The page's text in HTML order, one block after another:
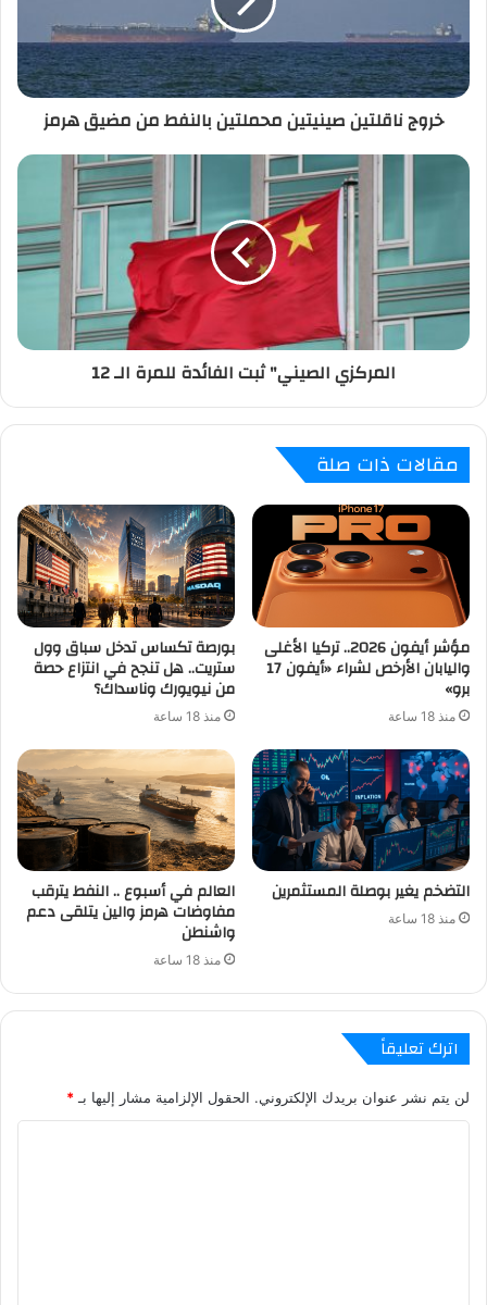
ك
ت
ر
ي
خروج ناقلتين صينيتين محملتين بالنفط من مضيق هرمز
المركزي الصيني" ثبت الفائدة للمرة الـ 12
مقالات ذات صلة
مؤشر أيفون 2026.. تركيا الأغلى
واليابان الأرخص لشراء «أيفون 17
برو»
منذ 18 ساعة
بورصة تكساس تدخل سباق وول
ستريت.. هل تنجح في انتزاع حصة
من نيويورك وناسداك؟
منذ 18 ساعة
التضخم يغير بوصلة المستثمرين
منذ 18 ساعة
العالم في أسبوع .. النفط يترقب
مفاوضات هرمز والين يتلقى دعم
واشنطن
منذ 18 ساعة
اترك تعليقاً
لن يتم نشر عنوان بريدك الإلكتروني. الحقول الإلزامية مشار إليها بـ*